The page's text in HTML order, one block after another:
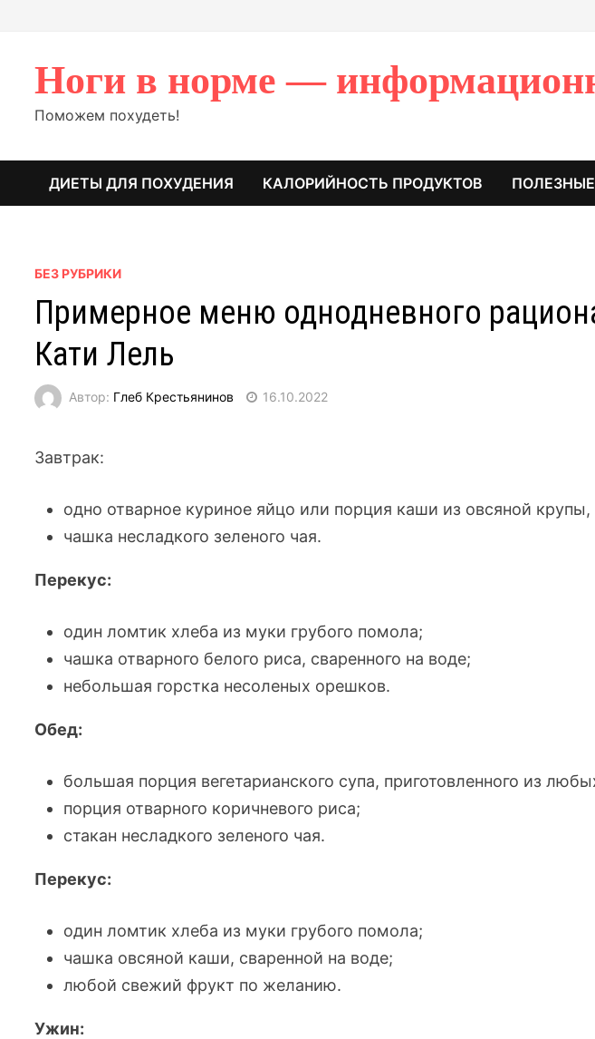
Ноги в норме —
Поможем похудеть!
ДИЕТЫ ДЛЯ ПОХУДЕНИЯ КАЛОРИЙНОСТЬ ПРОДУКТОВ
БЕЗ РУБРИКИ
Примерное меню однодневного
Кати Лель
Автор: Глеб Крестьянинов 16.10.2022
Завтрак:
одно отварное куриное яйцо или порция каши из овсяной крупы,
чашка несладкого зеленого чая.
Перекус:
один ломтик хлеба из муки грубого помола;
чашка отварного белого риса, сваренного на воде;
небольшая горстка несоленых орешков.
Обед:
большая порция вегетарианского супа, приготовленного из
порция отварного коричневого риса;
стакан несладкого зеленого чая.
Перекус:
один ломтик хлеба из муки грубого помола;
чашка овсяной каши, сваренной на воде;
любой свежий фрукт по желанию.
Ужин: